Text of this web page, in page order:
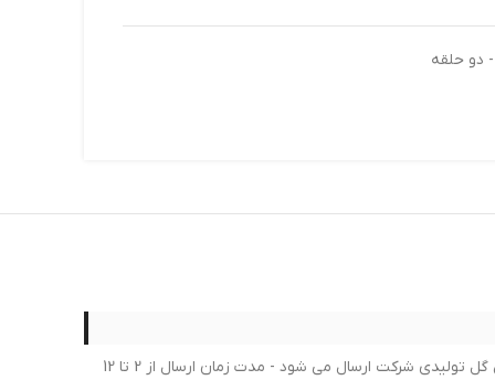
لطفا در خرید خود کمال دقت را داشته بعد از ثبت سفارش امکان لغو یا تغییر سفارش امکان پذیر نمی باشد - برای محصولات لاستیک جدیدترین گل تولیدی شرکت ارسال می شود - مدت زمان ارسال از 2 تا 12